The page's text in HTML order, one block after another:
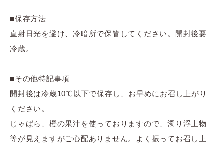
■保存方法
直射日光を避け、冷暗所で保管してください。開封後要
冷蔵。
■その他特記事項
開封後は冷蔵10℃以下で保存し、お早めにお召し上がり
ください。
じゃばら、橙の果汁を使っておりますので、濁り浮上物
等が見えますがご心配ありません。よく振ってお召し上